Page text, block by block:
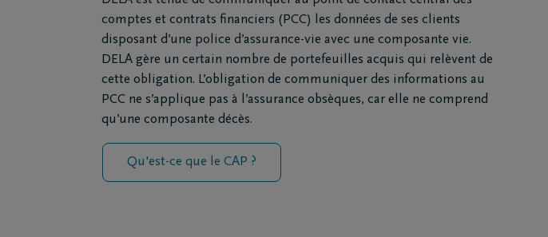
comptes et contrats financiers (PCC) les données de ses clients
disposant d’une police d’assurance-vie avec une composante vie.
DELA gère un certain nombre de portefeuilles acquis qui relèvent de
cette obligation. L’obligation de communiquer des informations au
PCC ne s’applique pas à l’assurance obsèques, car elle ne comprend
qu’une composante décès.
Qu'est-ce que le CAP ?